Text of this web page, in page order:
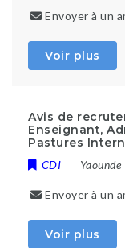
Envoyer à un
Voir plus
Avis de
Enseignant,
Pastures
CDI Yaounde
Envoyer à un
Voir plus